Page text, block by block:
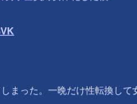
まった。一晩だけ性転換し